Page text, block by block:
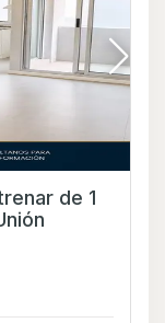
de 1